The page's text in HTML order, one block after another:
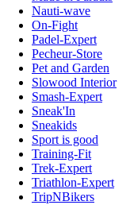
Nauti-wave
On-Fight
Padel-Expert
Pecheur-Store
Pet and Garden
Slowood Interior
Smash-Expert
Sneak'In
Sneakids
Sport is good
Training-Fit
Trek-Expert
Triathlon-Expert
TripNBikers